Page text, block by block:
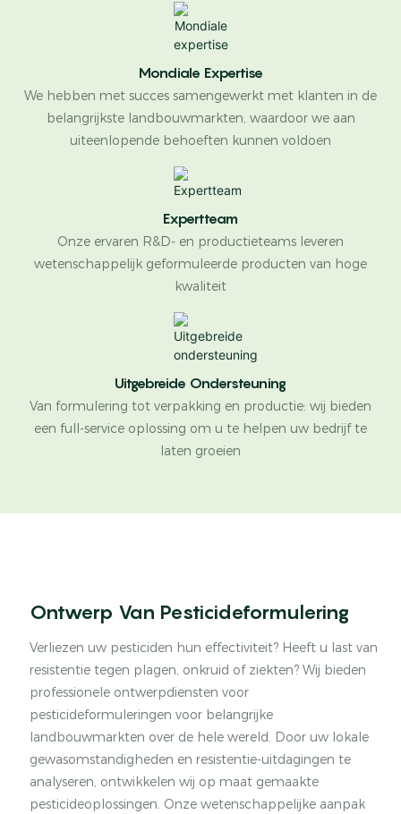
Mondiale Expertise
We hebben met succes samengewerkt met klanten in de
belangrijkste landbouwmarkten, waardoor we aan
uiteenlopende behoeften kunnen voldoen
Expertteam
Onze ervaren R&D- en productieteams leveren
wetenschappelijk geformuleerde producten van hoge
kwaliteit
Uitgebreide Ondersteuning
Van formulering tot verpakking en productie: wij bieden
een full-service oplossing om u te helpen uw bedrijf te
laten groeien
Ontwerp Van Pesticideformulering
Verliezen uw pesticiden hun effectiviteit? Heeft u last van
resistentie tegen plagen, onkruid of ziekten? Wij bieden
professionele ontwerpdiensten voor
pesticideformuleringen voor belangrijke
landbouwmarkten over de hele wereld. Door uw lokale
gewasomstandigheden en resistentie-uitdagingen te
analyseren, ontwikkelen wij op maat gemaakte
pesticideoplossingen. Onze wetenschappelijke aanpak